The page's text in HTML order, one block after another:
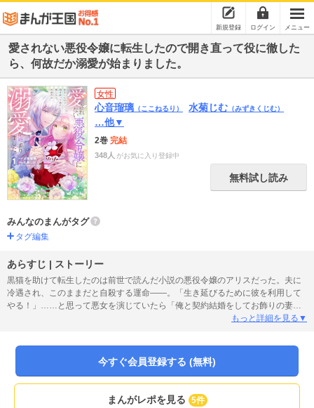
新規登録 ログイン メニュー
愛されない悪役令嬢に転生したので開き直って役に徹した
ら、何故だか溺愛が始まりました。
女性
心音瑠璃 （ここねるり） 水菊じむ （みずきくじむ）
…他▼
2巻 完結
348人 がお気に入り登録中
無料試し読み
みんなのまんがタグ
タグ編集
あらすじ | ストーリー
黒猫を助けて転生したのは前世で読んだ小説の悪役令嬢のアリスだった。夫に
冷遇され、このままだと自殺する運命――。「生き延びるために彼を利用して
やる！」……と思って悪女を演じていたら「俺と契約結婚をしてお飾りの妻に
なってくれないか」って言われちゃって!?しかも、溺愛されてるんですけどー
りました。』1～4巻収録、パルシィ掲載のおまけマンガだけでなく合冊版だけ
の特別描き下ろしマンガ＋スペシャル設定資料集も☆】
もっと詳細を見る▼
今すぐ会員登録する (無料)
まんがレポを見る 5件